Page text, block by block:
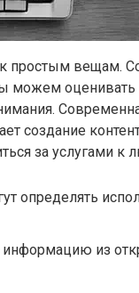
простым вещам.
можем оценивать
создание
за услугами к
определять
информацию из